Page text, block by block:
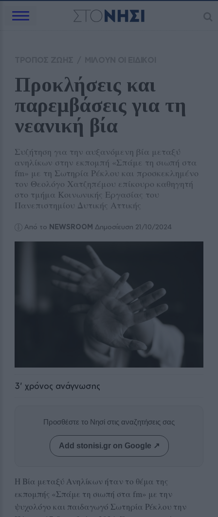
Προκλήσεις και
παρεμβάσεις για τη
νεανική βία
Συζήτηση για την αυξανόμενη βία μεταξύ
ανηλίκων στην εκπομπή «Σπάμε τη σιωπή στα
fm» με τη Σωτηρία Ρέκλου και προσκεκλημένο
τον Θεολόγο Χατζηπέμου επίκουρο καθηγητή
στο τμήμα Κοινωνικής Εργασίας του
Πανεπιστημίου Δυτικής Αττικής
Από το NEWSROOM Δημοσίευση 21/10/2024
3' χρόνος ανάγνωσης
Προσθέστε το Νησί στις αναζητήσεις σας
Add stonisi.gr on Google ↗
Η Βία μεταξύ Ανηλίκων ήταν το θέμα της
εκπομπής «Σπάμε τη σιωπή στα fm» με την
ψυχολόγο και παιδαγωγό Σωτηρία Ρέκλου την